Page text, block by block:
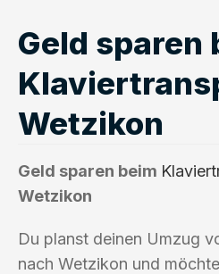
Geld sparen
Wetzikon
Geld sparen beim
Wetzikon
Du planst deinen Umzug
nach Wetzikon und